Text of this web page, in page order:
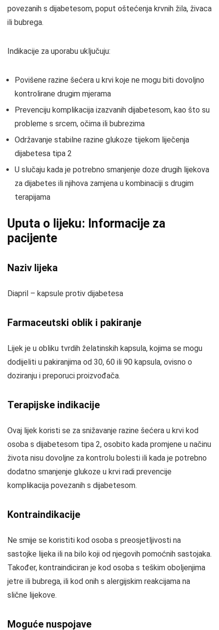
povezanih s dijabetesom, poput oštećenja krvnih žila, živaca
ili bubrega.
Indikacije za uporabu uključuju:
Povišene razine šećera u krvi koje ne mogu biti dovoljno
kontrolirane drugim mjerama
Prevenciju komplikacija izazvanih dijabetesom, kao što su
probleme s srcem, očima ili bubrezima
Održavanje stabilne razine glukoze tijekom liječenja
dijabetesa tipa 2
U slučaju kada je potrebno smanjenje doze drugih lijekova
za dijabetes ili njihova zamjena u kombinaciji s drugim
terapijama
Uputa o lijeku: Informacije za
pacijente
Naziv lijeka
Diapril – kapsule protiv dijabetesa
Farmaceutski oblik i pakiranje
Lijek je u obliku tvrdih želatinskih kapsula, kojima se mogu
dodijeliti u pakiranjima od 30, 60 ili 90 kapsula, ovisno o
doziranju i preporuci proizvođača.
Terapijske indikacije
Ovaj lijek koristi se za snižavanje razine šećera u krvi kod
osoba s dijabetesom tipa 2, osobito kada promjene u načinu
života nisu dovoljne za kontrolu bolesti ili kada je potrebno
dodatno smanjenje glukoze u krvi radi prevencije
komplikacija povezanih s dijabetesom.
Kontraindikacije
Ne smije se koristiti kod osoba s preosjetljivosti na
sastojke lijeka ili na bilo koji od njegovih pomoćnih sastojaka.
Također, kontraindiciran je kod osoba s teškim oboljenjima
jetre ili bubrega, ili kod onih s alergijskim reakcijama na
slične lijekove.
Moguće nuspojave